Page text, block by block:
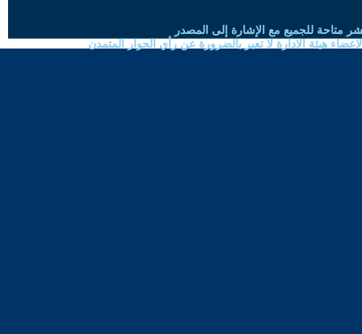
متاحة للجميع مع الإشارة إلى المصدر
هيئة الادارة لا تعبر بالضرورة عن رأي الحوار المتمدن